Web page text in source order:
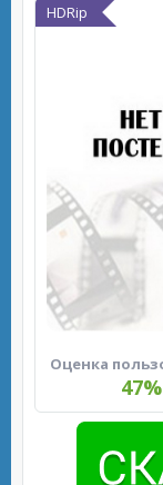
HDRip
Оценка
47%